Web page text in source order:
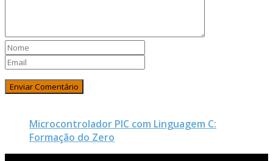
Microcontrolador PIC com Linguagem C:
Formação do Zero